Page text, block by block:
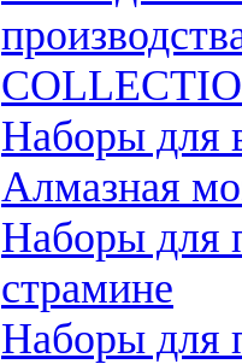
Наборы для
Алмазная
Наборы для
страмине
Наборы для